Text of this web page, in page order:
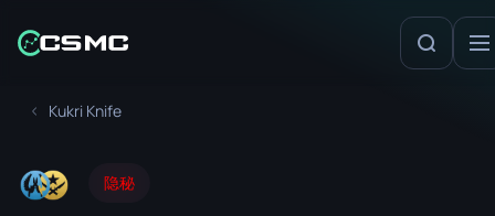
Kukri Knife
隐秘